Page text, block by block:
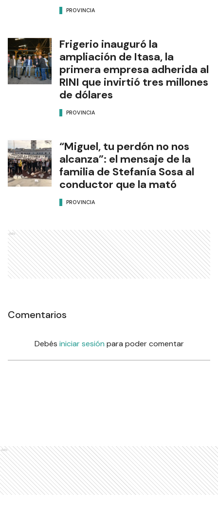
PROVINCIA
Frigerio inauguró la
ampliación de Itasa, la
primera empresa adherida al
RINI que invirtió tres millones
de dólares
PROVINCIA
“Miguel, tu perdón no nos
alcanza”: el mensaje de la
familia de Stefanía Sosa al
conductor que la mató
PROVINCIA
Ads
Comentarios
Debés iniciar sesión para poder comentar
Ads